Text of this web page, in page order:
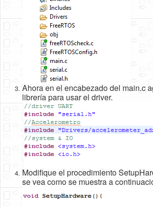
Ahora en el encabezado del main.c
librería para usar el driver.
Modifique el procedimiento
se vea como se muestra a